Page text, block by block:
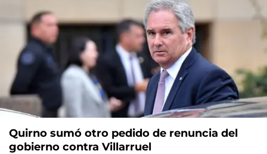
Quirno sumó otro pedido de renuncia del
gobierno contra Villarruel